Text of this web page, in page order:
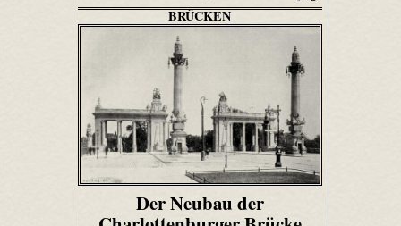
BRÜCKEN
Der Neubau der